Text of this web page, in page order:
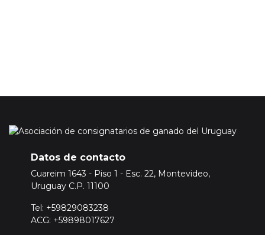
Datos de contacto
Cuareim 1643 - Piso 1 - Esc. 22, Montevideo,
Uruguay C.P. 11100
Tel: +59829083238
ACG: +59898017627